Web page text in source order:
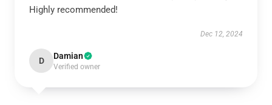
Highly recommended!
Dec 12, 2024
D Damian
Verified owner